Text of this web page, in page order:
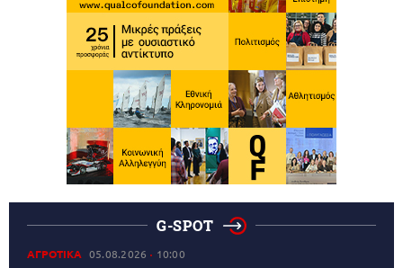
G-SPOT
ΑΓΡΟΤΙΚΑ 05.08.2026 10:00